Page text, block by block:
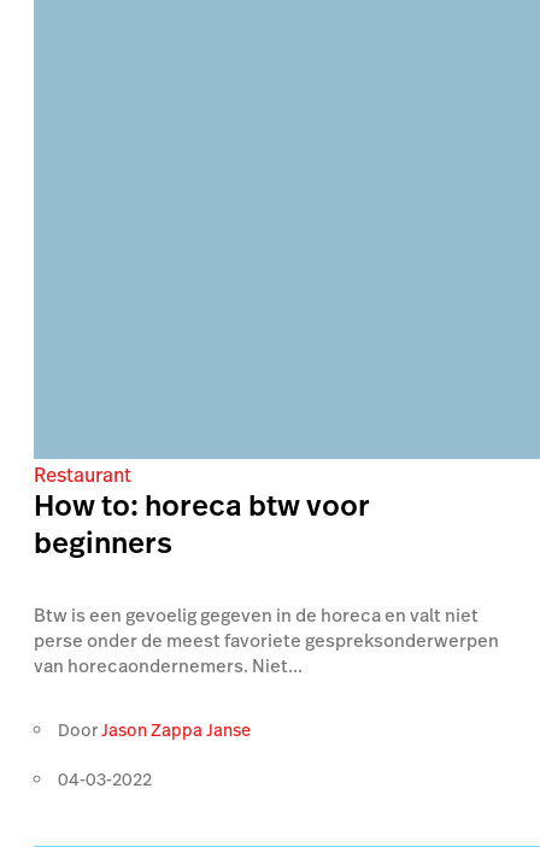
Restaurant
How to: horeca btw voor
beginners
Btw is een gevoelig gegeven in de horeca en valt niet
perse onder de meest favoriete gespreksonderwerpen
van horecaondernemers. Niet...
DoorJason Zappa Janse
04-03-2022